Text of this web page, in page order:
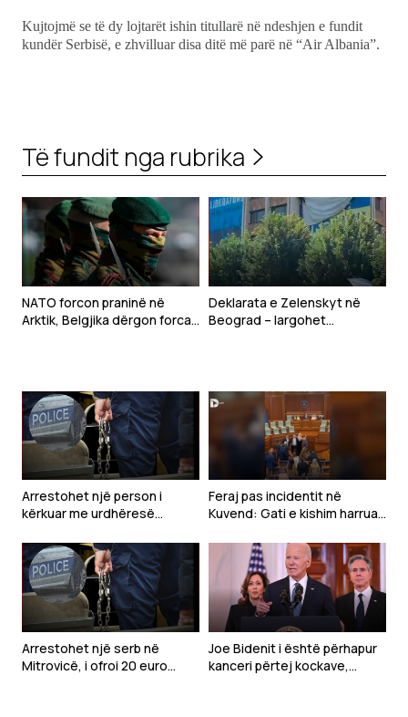
Kujtojmë se të dy lojtarët ishin titullarë në ndeshjen e fundit
kundër Serbisë, e zhvilluar disa ditë më parë në “Air Albania”.
Të fundit nga rubrika
NATO forcon praninë në
Arktik, Belgjika dërgon forca
Deklarata e Zelenskyt në
Beograd – largohet
Arrestohet një person i
kërkuar me urdhëresë
Feraj pas incidentit në
Kuvend: Gati e kishim harruar
UÇK
Arrestohet një serb në
Mitrovicë, i ofroi 20 euro
Joe Bidenit i është përhapur
kanceri përtej kockave,